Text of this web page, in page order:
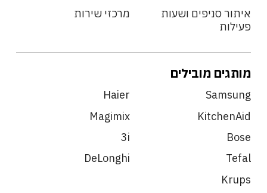
איתור סניפים ושעות
פעילות
מרכזי שירות
מותגים מובילים
Samsung
Haier
KitchenAid
Magimix
Bose
3i
Tefal
DeLonghi
Krups